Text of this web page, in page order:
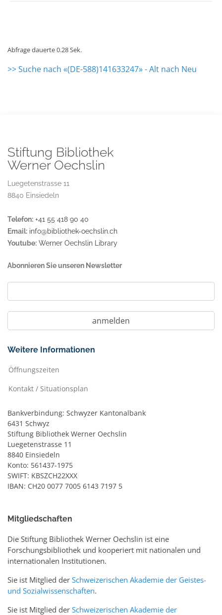
Abfrage dauerte 0.28 Sek.
>> Suche nach «(DE-588)141633247» - Alt nach Neu
Stiftung Bibliothek
Werner Oechslin
Luegetenstrasse 11
8840 Einsiedeln
Telefon: +41 55 418 90 40
Email: info@bibliothek-oechslin.ch
Youtube: Werner Oechslin Library
Abonnieren Sie unseren Newsletter
Weitere Informationen
Öffnungszeiten
Kontakt / Situationsplan
Bankverbindung: Schwyzer Kantonalbank
6431 Schwyz
Stiftung Bibliothek Werner Oechslin
Luegetenstrasse 11
8840 Einsiedeln
Konto: 561437-1975
SWIFT: KBSZCH22XXX
IBAN: CH20 0077 7005 6143 7197 5
Mitgliedschaften
Die Stiftung Bibliothek Werner Oechslin ist eine
Forschungsbibliothek und kooperiert mit nationalen und
internationalen Institutionen.
Sie ist Mitglied der Schweizerischen Akademie der Geistes-
und Sozialwissenschaften.
Sie ist Mitglied der Schweizerischen Akademie der